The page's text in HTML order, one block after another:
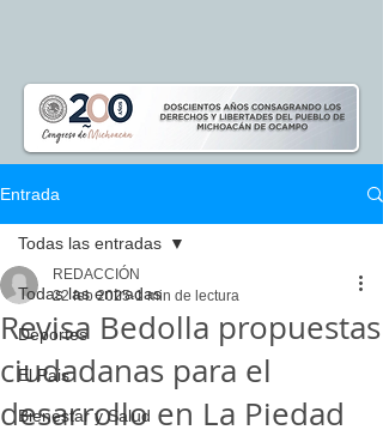
Entrada
Todas las entradas
Deportes
El Pais
Bienestar y Salud
Todas las entradas
Revisa Bedolla propuestas
ciudadanas para el
desarrollo en La Piedad
REDACCIÓN
22 feb 2025 1 min de lectura